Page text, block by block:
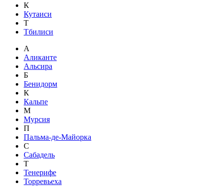
К
Кутаиси
Т
Тбилиси
А
Аликанте
Альсира
Б
Бенидорм
К
Кальпе
М
Мурсия
П
Пальма-де-Майорка
С
Сабадель
Т
Тенерифе
Торревьеха